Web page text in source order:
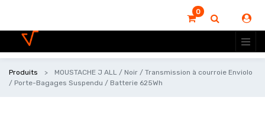
0
Produits
MOUSTACHE J ALL / Noir / Transmission à courroie Enviolo
/ Porte-Bagages Suspendu / Batterie 625Wh